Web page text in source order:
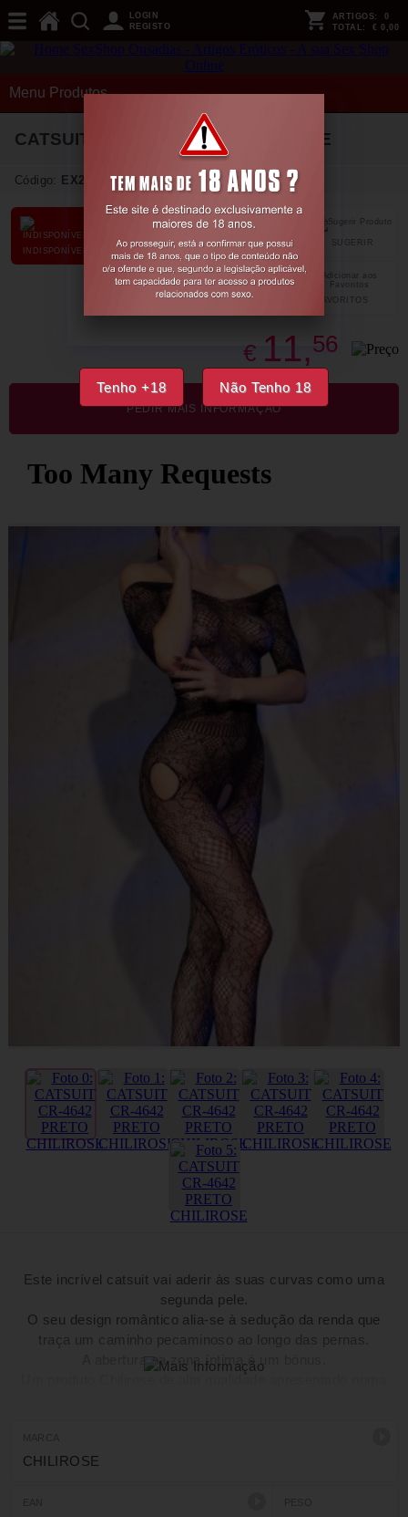
Tenho +18 Não Tenho 18
LOGIN
REGISTO
ARTIGOS: 0
TOTAL: € 0,00
Menu Produtos
CATSUIT CR-4642 PRETO CHILIROSE
Código: EX24025
INDISPONÍVEL
SUGERIR
PARTILHAR
FAVORITOS
€ 11,56
PEDIR MAIS INFORMAÇÃO
Este incrível catsuit vai aderir às suas curvas como uma
segunda pele.
O seu design romântico alia-se à sedução da renda que
traça um caminho pecaminoso ao longo das pernas.
A abertura na zona íntima é um bónus.
Um produto Chilirose de alta qualidade apresentado numa
CHILIROSE